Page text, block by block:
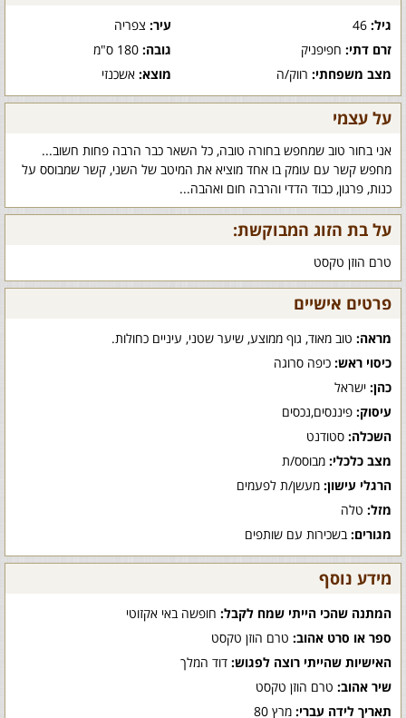
גיל: עיר:צפריה
זרם דתי: חפיפניק גובה:180 ס"מ
מצב משפחתי: רווק/ה מוצא:אשכנזי
על עצמי
אני בחור טוב שמחפש בחורה טובה, כל השאר כבר הרבה פחות חשוב...
מחפש קשר עם עומק בו אחד מוציא את המיטב של השני, קשר שמבוסס על
כנות, פרגון, כבוד הדדי והרבה חום ואהבה...
על בת הזוג המבוקשת:
טרם הוזן טקסט
פרטים אישיים
מראה: טוב מאוד, גוף ממוצע, שיער שטני, עיניים כחולות.
כיסוי ראש: כיפה סרוגה
כהן: ישראל
עיסוק: פיננסים,נכסים
השכלה: סטודנט
מצב כלכלי: מבוסס/ת
הרגלי עישון: מעשן/ת לפעמים
מזל: טלה
מגורים: בשכירות עם שותפים
מידע נוסף
המתנה שהכי הייתי שמח לקבל: חופשה באי אקזוטי
ספר או סרט אהוב: טרם הוזן טקסט
האישיות שהייתי רוצה לפגוש: דוד המלך
שיר אהוב: טרם הוזן טקסט
תאריך לידה עברי: מרץ 80